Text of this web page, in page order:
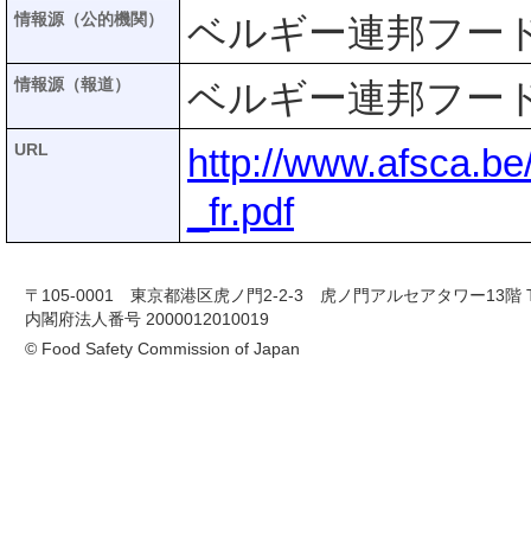
情報源（公的機関） ベルギー連邦フー
情報源（報道） ベルギー連邦フー
URL
http://
_fr.pdf
〒105-0001 東京都港区虎ノ門2-2-3 虎ノ門アルセアタワー13階
内閣府法人番号 2000012010019
© Food Safety Commission of Japan